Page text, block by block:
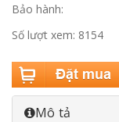
Bảo hành:
Số lượt xem: 8154
Mô tả